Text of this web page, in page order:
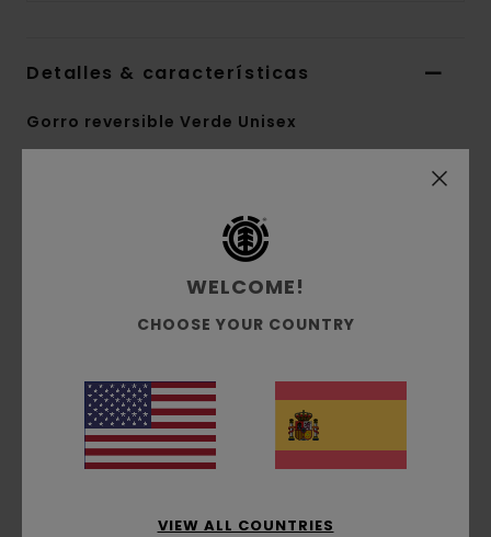
Detalles & características
Gorro reversible Verde Unisex
Conscious by Nature:tejido reciclado
Tejido acanalado de 1x1
Diseño reversible, dibujo jacquard, talla única
Composición[Tejido principal] 70% acrílico
reciclado, 30% acrílico
WELCOME!
CHOOSE YOUR COUNTRY
VIEW ALL COUNTRIES